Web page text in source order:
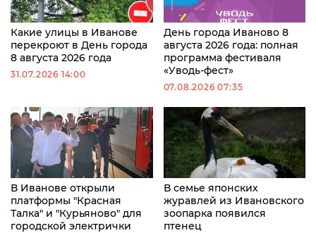
Какие улицы в Иванове
перекроют в День города
8 августа 2026 года
31.07.2026 14:00
День города Иваново 8
августа 2026 года: полная
программа фестиваля
«Уводь-фест»
07.08.2026 07:35
В Иванове открыли
платформы "Красная
Талка" и "Курьяново" для
городской электрички
В семье японских
журавлей из Ивановского
зоопарка появился
птенец